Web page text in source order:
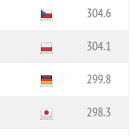
304.6
304.1
299.8
298.3